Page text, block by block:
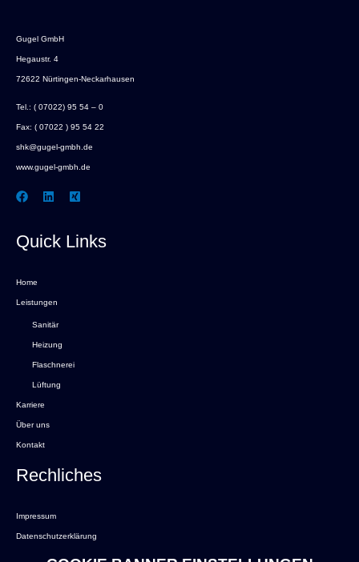
Gugel GmbH
Hegaustr. 4
72622 Nürtingen-Neckarhausen
Tel.: ( 07022) 95 54 – 0
Fax: ( 07022 ) 95 54 22
shk@gugel-gmbh.de
www.gugel-gmbh.de
Quick Links
Home
Leistungen
Sanitär
Heizung
Flaschnerei
Lüftung
Karriere
Über uns
Kontakt
Rechliches
Impressum
Datenschutzerklärung